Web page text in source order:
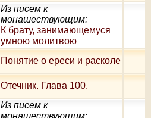
Из писем к
монашествующим:
К брату, занимающемуся
умною молитвою
Понятие о ереси и расколе
Отечник. Глава 100.
Из писем к
монашествующим: